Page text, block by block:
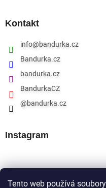
Tento web používá
Kontakt
info@bandurka.cz
Bandurka.cz
bandurka.cz
BandurkaCZ
@bandurka.cz
Instagram